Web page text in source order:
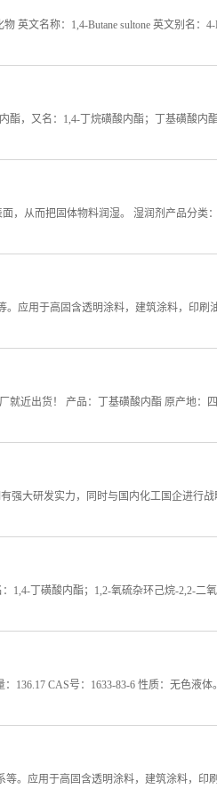
文名称：1,4-Butane sultone 英文别名：4-
，又名：1,4-丁烷磺酸内酯；丁基磺酸内
，从而把固体物料润湿。 湿润剂产品分类
应用于高固含透明涂料，建筑涂料，印刷
近出货！ 产品：丁基磺酸内酯 原产地：四
强大研发实力，同时与国内化工国企进行
1,4-丁磺酸内酯；1,2-氧硫杂环己烷-2,2-二
136.17 CAS号：1633-83-6 性质：无色液
。应用于高固含透明涂料，建筑涂料，印